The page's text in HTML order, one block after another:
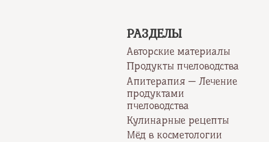
РАЗДЕЛЫ
Авторские материалы
Продукты пчеловодства
Апитерапия — Лечение
продуктами
пчеловодства
Кулинарные рецепты
Мёд в косметологии